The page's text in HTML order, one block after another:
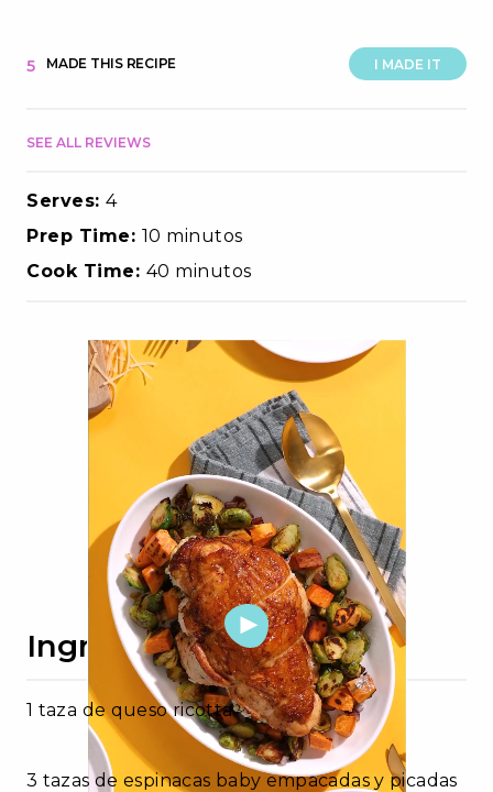
I MADE IT
5 MADE THIS RECIPE
SEE ALL REVIEWS
Serves: 4
Prep Time: 10 minutos
Cook Time: 40 minutos
Ingredientes
1 taza de queso ricotta
3 tazas de espinacas baby empacadas y picadas